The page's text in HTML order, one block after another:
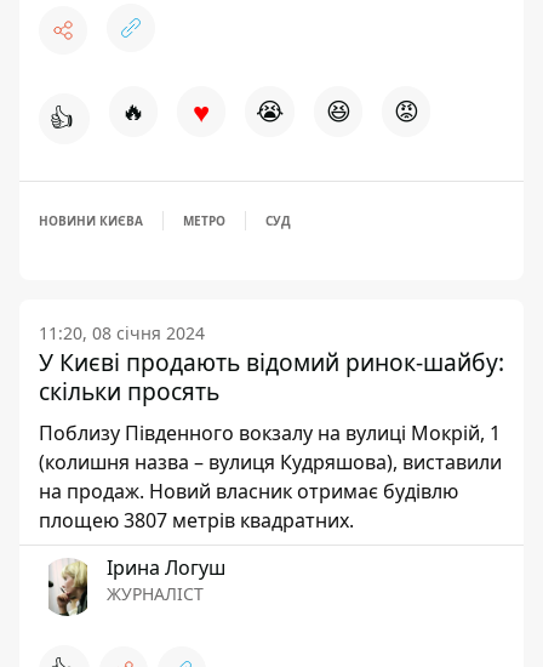
👍 🔥 ♥ 😭 😆 😡
НОВИНИ КИЄВА МЕТРО СУД
11:20, 08 січня 2024
У Києві продають відомий ринок-шайбу:
скільки просять
Поблизу Південного вокзалу на вулиці Мокрій, 1
(колишня назва – вулиця Кудряшова), виставили
на продаж. Новий власник отримає будівлю
площею 3807 метрів квадратних.
Ірина Логуш
ЖУРНАЛІСТ